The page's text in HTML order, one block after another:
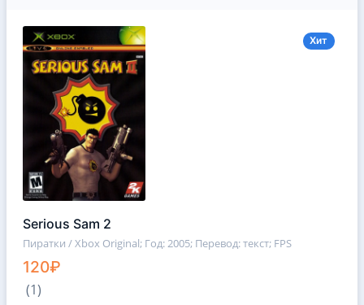
Хит
Serious Sam 2
Пиратки / Xbox Original; Год: 2005; Перевод: текст; FPS
120₽
(1)